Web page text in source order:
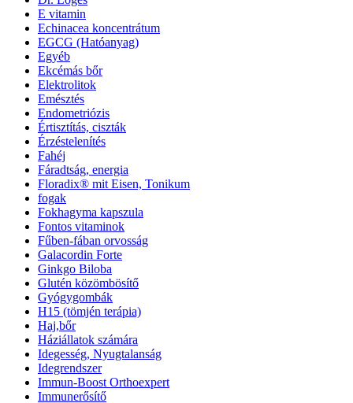
E vitamin
Echinacea koncentrátum
EGCG (Hatóanyag)
Egyéb
Ekcémás bőr
Elektrolitok
Emésztés
Endometriózis
Értisztítás, ciszták
Érzéstelenítés
Fahéj
Fáradtság, energia
Floradix® mit Eisen, Tonikum
fogak
Fokhagyma kapszula
Fontos vitaminok
Fűben-fában orvosság
Galacordin Forte
Ginkgo Biloba
Glutén közömbösítő
Gyógygombák
H15 (tömjén terápia)
Haj,bőr
Háziállatok számára
Idegesség, Nyugtalanság
Idegrendszer
Immun-Boost Orthoexpert
Immunerősítő